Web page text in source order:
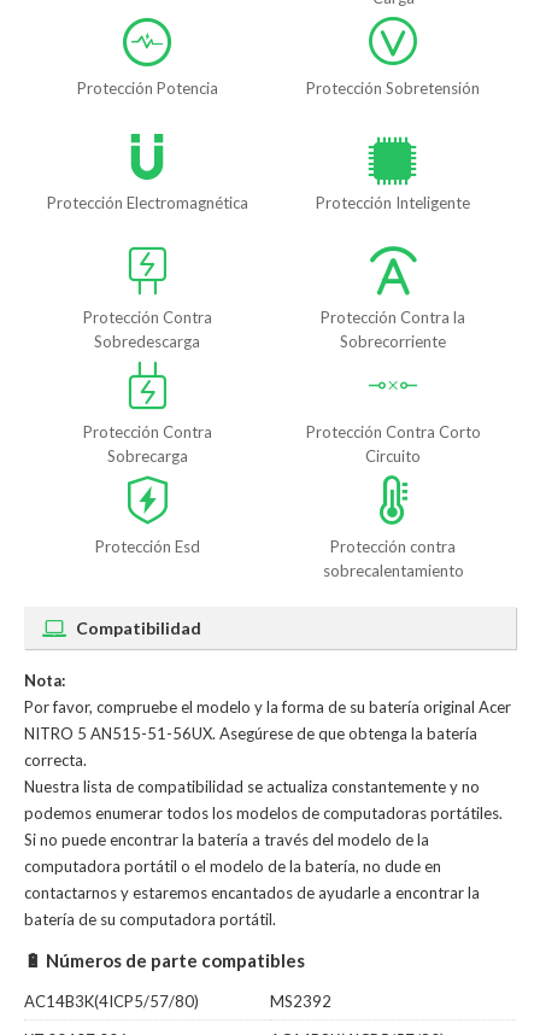
Protección Potencia Protección Sobretensión
Protección Electromagnética Protección Inteligente
Protección Contra
Sobredescarga
Protección Contra la
Sobrecorriente
Protección Contra
Sobrecarga
Protección Contra Corto
Circuito
Protección Esd
Protección contra
sobrecalentamiento
Compatibilidad
Nota:
Por favor, compruebe el modelo y la forma de su batería original Acer
NITRO 5 AN515-51-56UX. Asegúrese de que obtenga la batería
correcta.
Nuestra lista de compatibilidad se actualiza constantemente y no
podemos enumerar todos los modelos de computadoras portátiles.
Si no puede encontrar la batería a través del modelo de la
computadora portátil o el modelo de la batería, no dude en
contactarnos y estaremos encantados de ayudarle a encontrar la
batería de su computadora portátil.
🔋 Números de parte compatibles
AC14B3K(4ICP5/57/80)
MS2392